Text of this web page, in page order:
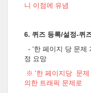
니 이점에 유념
6. 퀴즈 등록/설정-퀴
- '한 페이지 당 문제
정 요망
※ '한 페이지당 문제
의한 트래픽 문제로